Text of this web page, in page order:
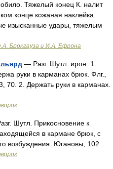
Тяжелый конец К. налит
конце кожаная наклейка.
изысканные удары, тяжелым
Брокгауза и И.А. Ефрона
— Разг. Шутл. ирон. 1.
руки в карманах брюк. Флг.,
70. 2. Держать руки в карманах.
Шутл. Прикосновение к
в кармане брюк, с
возбуждения. Югановы, 102 …